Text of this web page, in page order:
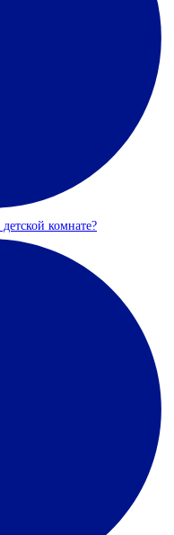
комнате?